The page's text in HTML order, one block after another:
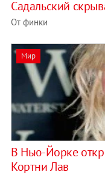
Садальский
От финки
Мир
В Нью-Йорке
Кортни Лав